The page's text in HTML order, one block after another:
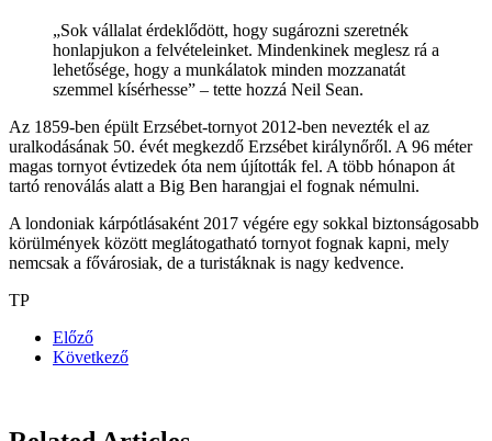
„Sok vállalat érdeklődött, hogy sugározni szeretnék
honlapjukon a felvételeinket. Mindenkinek meglesz rá a
lehetősége, hogy a munkálatok minden mozzanatát
szemmel kísérhesse” – tette hozzá Neil Sean.
Az 1859-ben épült Erzsébet-tornyot 2012-ben nevezték el az
uralkodásának 50. évét megkezdő Erzsébet királynőről. A 96 méter
magas tornyot évtizedek óta nem újították fel. A több hónapon át
tartó renoválás alatt a Big Ben harangjai el fognak némulni.
A londoniak kárpótlásaként 2017 végére egy sokkal biztonságosabb
körülmények között meglátogatható tornyot fognak kapni, mely
nemcsak a fővárosiak, de a turistáknak is nagy kedvence.
TP
Előző
Következő